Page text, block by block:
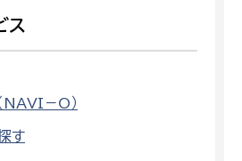
ス
NAVI－O）
す